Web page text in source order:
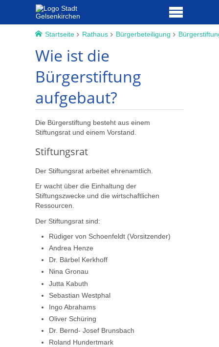
Startseite Rathaus Bürgerbeteiligung
Wie ist die
Bürgerstiftung
aufgebaut?
Die Bürgerstiftung besteht aus einem
Stiftungsrat und einem Vorstand.
Stiftungsrat
Der Stiftungsrat arbeitet ehrenamtlich.
Er wacht über die Einhaltung der
Stiftungszwecke und die wirtschaftlichen
Ressourcen.
Der Stiftungsrat sind:
Rüdiger von Schoenfeldt (Vorsitzender)
Andrea Henze
Dr. Bärbel Kerkhoff
Nina Gronau
Jutta Kabuth
Sebastian Westphal
Ingo Abrahams
Oliver Schüring
Dr. Bernd- Josef Brunsbach
Roland Hundertmark